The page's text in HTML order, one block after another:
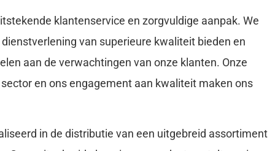
klantenservice en zorgvuldige aanpak. We
van superieure kwaliteit bieden en
aan de verwachtingen van onze klanten. Onze
en ons engagement aan kwaliteit maken ons
in de distributie van een uitgebreid assortiment